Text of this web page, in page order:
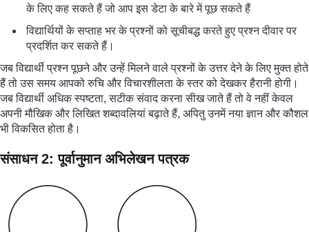
के लिए कह सकते हैं जो आप इस डेटा के बारे में पूछ सकते हैं
विद्यार्थियों के सप्ताह भर के प्रश्नों को सूचीबद्ध करते हुए प्रश्न दीवार पर
प्रदर्शित कर सकते हैं।
जब विद्यार्थी प्रश्न पूछने और उन्हें मिलने वाले प्रश्नों के उत्तर देने के लिए मुक्त होते
हैं तो उस समय आपको रुचि और विचारशीलता के स्तर को देखकर हैरानी होगी।
जब विद्यार्थी अधिक स्पष्टता, सटीक संवाद करना सीख जाते हैं तो वे नहीं केवल
अपनी मौखिक और लिखित शब्दावलियां बढ़ाते हैं, अपितु उनमें नया ज्ञान और कौशल
भी विकसित होता है।
संसाधन 2: पूर्वानुमान अभिलेखन पत्रक